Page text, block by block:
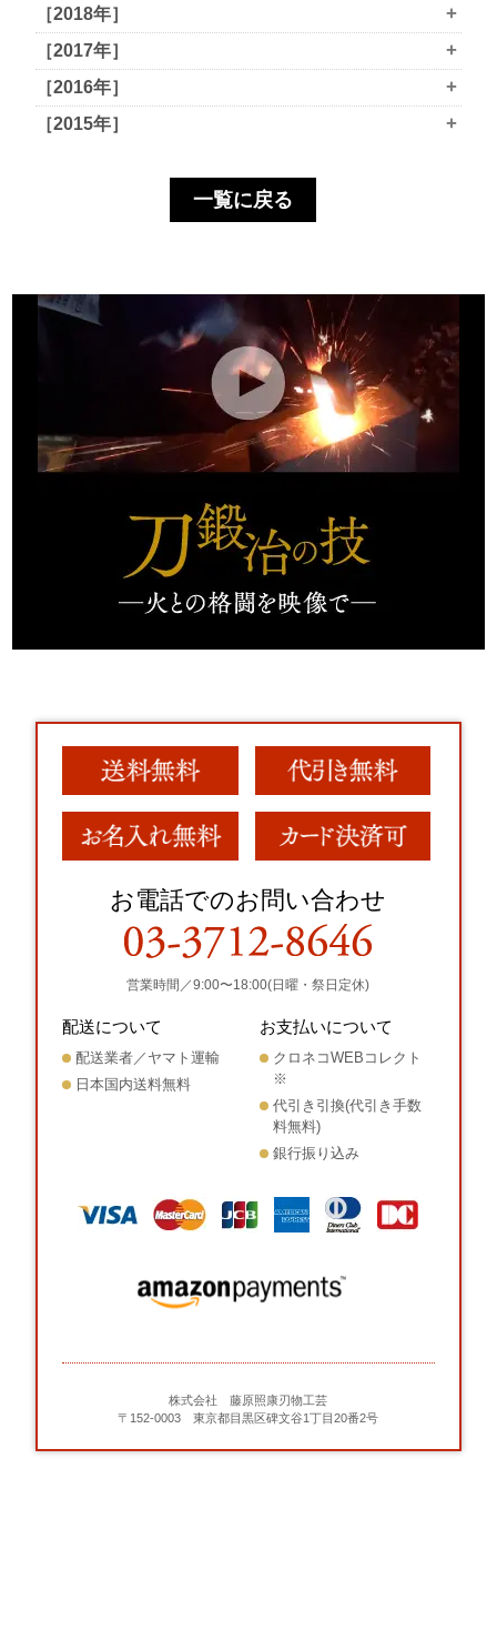
［2018年］ +
［2017年］ +
［2016年］ +
［2015年］ +
一覧に戻る
お電話でのお問い合わせ
営業時間／9:00〜18:00(日曜・祭日定休)
配送について
配送業者／ヤマト運輸
日本国内送料無料
お支払いについて
クロネコWEBコレクト
※
代引き引換(代引き手数
料無料)
銀行振り込み
株式会社 藤原照康刃物工芸
〒152-0003 東京都目黒区碑文谷1丁目20番2号